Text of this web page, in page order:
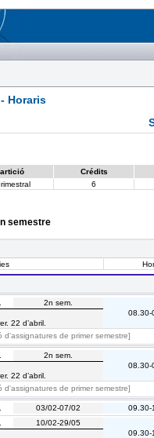
Horaris
Crédits
6
semestre
2n sem.
22 d’abril.
08.30-
d'assignatures de primer semestre]
2n sem.
22 d’abril.
08.30-
d'assignatures de primer semestre]
03/02-07/02
09.30-
10/02-29/05
09.30-